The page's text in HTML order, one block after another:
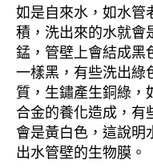
如是自來水，如水管
積，洗出來的水就會
錳，管壁上會結成黑
一樣黑，有些洗出綠
質，生鏽產生銅綠，
合金的養化造成，有
會是黃白色，這說明
出水管壁的生物膜。